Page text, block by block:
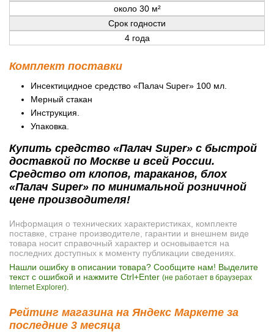
около 30 м²
Срок годности
4 года
Комплект поставки
Инсектицидное средство «Палач Super» 100 мл.
Мерный стакан
Инструкция.
Упаковка.
Купить средство «Палач Super» с быстрой
доставкой по Москве и всей России.
Средство от клопов, тараканов, блох
«Палач Super» по минимальной розничной
цене производителя!
Информация о технических характеристиках, комплекте
поставке, стране производителе, гарантии и внешнем виде
товара носит справочный характер и основывается на
последних доступных к моменту публикации сведениях.
Нашли ошибку в описании товара? Сообщите нам! Выделите
текст с ошибкой и нажмите Ctrl+Enter (не работает в браузерах
Internet Explorer)
Рейтинг магазина на Яндекс Маркете за
последние 3 месяца